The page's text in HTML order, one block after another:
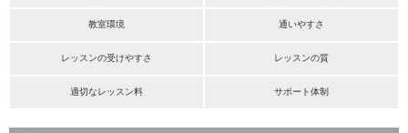
教室環境 通いやすさ
レッスンの受けやすさ レッスンの質
適切なレッスン料 サポート体制